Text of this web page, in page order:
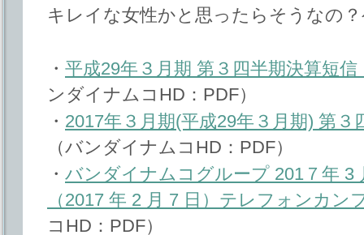
キレイな女性かと思ったらそうなの
・ 平成29年３月期 第３四半期決算短
ンダイナムコHD：PDF）
・ 2017年３月期(平成29年３月期) 第３
（バンダイナムコHD：PDF）
・ バンダイナムコグループ 201７年 3
（2017 年 2 月 7 日）テレフォンカン
コHD：PDF）